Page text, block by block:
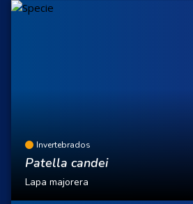
Invertebrados
Patella candei
Lapa majorera